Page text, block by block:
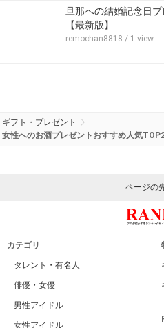
旦那への結婚記念日
【最新版】
remochan8818 / 1 view
ギフト・プレゼント
女性へのお酒プレゼントおすすめ人気
ページの
カテゴリ
タレント・有名人
俳優・女優
男性アイドル
女性アイドル